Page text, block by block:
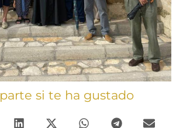
si te ha gustado